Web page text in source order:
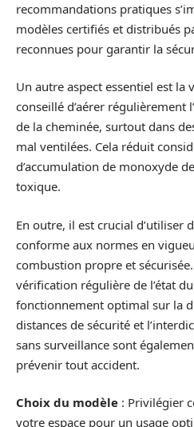
recommandations pratiques
modèles certifiés et distribués
reconnues pour garantir la
Un autre aspect essentiel est la
conseillé d’aérer régulièrement
de la cheminée, surtout dans
mal ventilées. Cela réduit
d’accumulation de monoxyde
toxique.
En outre, il est crucial d’utiliser
conforme aux normes en
combustion propre et
vérification régulière de l’état
fonctionnement optimal sur la
distances de sécurité et
sans surveillance sont
prévenir tout accident.
Choix du modèle : Privilégier
votre espace pour un usage